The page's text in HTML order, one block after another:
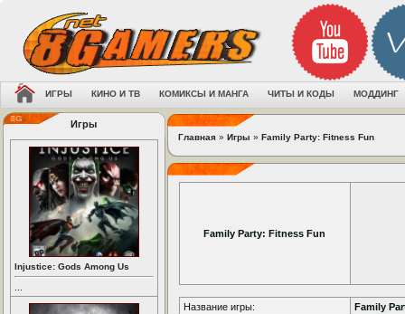
ИГРЫ КИНО И ТВ КОМИКСЫ И МАНГА ЧИТЫ И КОДЫ МОДДИНГ
Игры
Injustice: Gods Among Us
Главная » Игры » Family Party: Fitness Fun
Family Party: Fitness Fun
Название игры:
Family